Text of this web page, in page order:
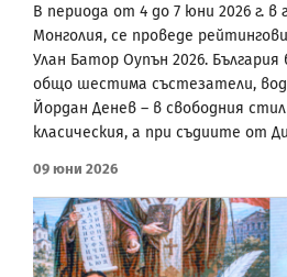
В периода от 4 до 7 юни 2026 г. в
Монголия, се проведе
Улан Батор Оупън 2026.
общо шестима състезатели,
Йордан Денев – в свободния
класическия, а при съдиите от
09 Юни 2026